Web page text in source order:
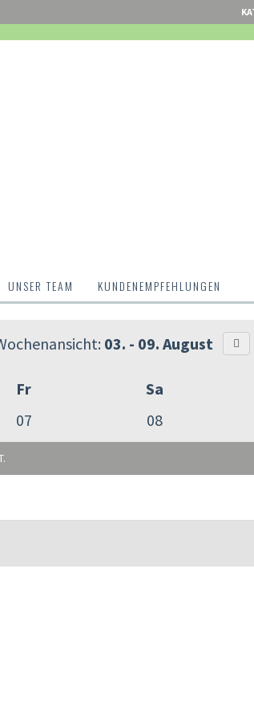
UNSER TEAM KUNDENEMPFEHLUNGEN
03. - 09. August
Fr
07
Sa
08